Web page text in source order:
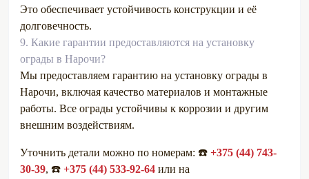
Это обеспечивает устойчивость конструкции и её
долговечность.
9. Какие гарантии предоставляются на установку
ограды в Нарочи?
Мы предоставляем гарантию на установку ограды в
Нарочи, включая качество материалов и монтажные
работы. Все ограды устойчивы к коррозии и другим
внешним воздействиям.
Уточнить детали можно по номерам: ☎️ +375 (44) 743-
30-39, ☎️ +375 (44) 533-92-64 или на